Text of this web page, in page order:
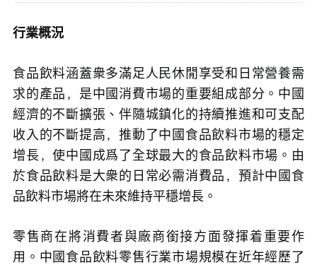
行業概況
食品飲料涵蓋衆多滿足人民休閒享受和日常營養需
求的產品，是中國消費市場的重要組成部分。中國
經濟的不斷擴張、伴隨城鎮化的持續推進和可支配
收入的不斷提高，推動了中國食品飲料市場的穩定
增長，使中國成爲了全球最大的食品飲料市場。由
於食品飲料是大衆的日常必需消費品，預計中國食
品飲料市場將在未來維持平穩增長。
零售商在將消費者與廠商銜接方面發揮着重要作
用。中國食品飲料零售行業市場規模在近年經歷了